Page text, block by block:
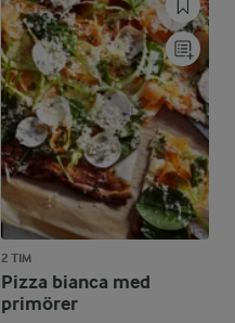
2 TIM
Pizza bianca med
primörer